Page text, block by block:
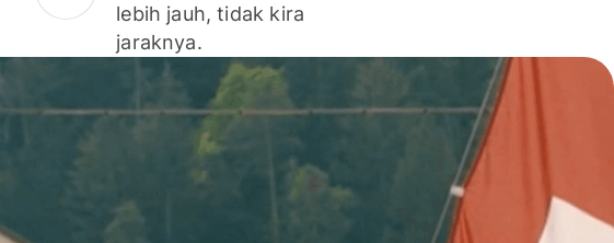
lebih jauh, tidak kira
jaraknya.